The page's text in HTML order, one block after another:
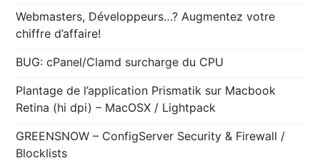
Webmasters, Développeurs…? Augmentez votre
chiffre d’affaire!
BUG: cPanel/Clamd surcharge du CPU
Plantage de l’application Prismatik sur Macbook
Retina (hi dpi) – MacOSX / Lightpack
GREENSNOW – ConfigServer Security & Firewall /
Blocklists